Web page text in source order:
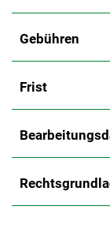
Gebühren
Frist